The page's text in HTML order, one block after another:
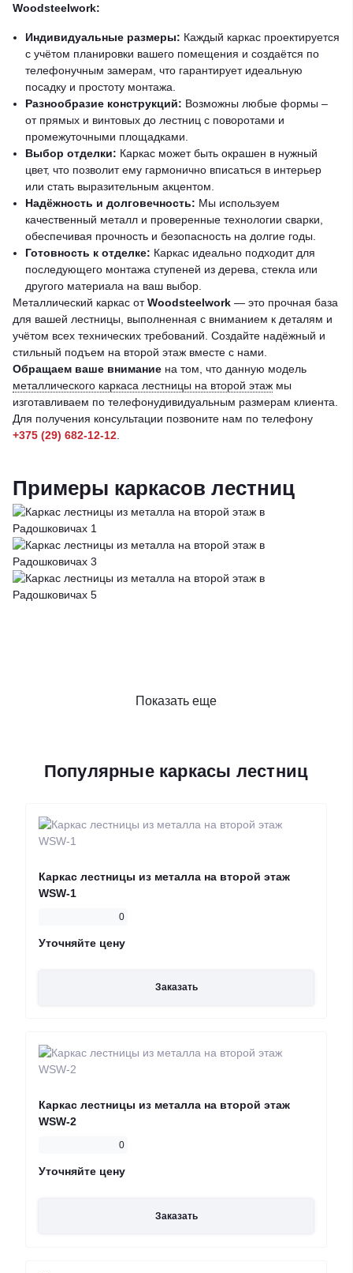
Woodsteelwork:
Индивидуальные размеры: Каждый каркас проектируется
с учётом планировки вашего помещения и создаётся по
телефонучным замерам, что гарантирует идеальную
посадку и простоту монтажа.
Разнообразие конструкций: Возможны любые формы –
от прямых и винтовых до лестниц с поворотами и
промежуточными площадками.
Выбор отделки: Каркас может быть окрашен в нужный
цвет, что позволит ему гармонично вписаться в интерьер
или стать выразительным акцентом.
Надёжность и долговечность: Мы используем
качественный металл и проверенные технологии сварки,
обеспечивая прочность и безопасность на долгие годы.
Готовность к отделке: Каркас идеально подходит для
последующего монтажа ступеней из дерева, стекла или
другого материала на ваш выбор.
Металлический каркас отWoodsteelwork — это прочная база
для вашей лестницы, выполненная с вниманием к деталям и
учётом всех технических требований. Создайте надёжный и
стильный подъем на второй этаж вместе с нами.
Обращаем ваше внимание на том, что данную модель
металлического каркаса лестницы на второй этаж мы
изготавливаем по телефонудивидуальным размерам клиента.
Для получения консультации позвоните нам по телефону
+375 (29) 682-12-12
Примеры каркасов лестниц
Показать еще
Популярные каркасы лестниц
Каркас лестницы из металла на второй этаж
WSW-1
0
Уточняйте цену
Заказать
Каркас лестницы из металла на второй этаж
WSW-2
0
Уточняйте цену
Заказать